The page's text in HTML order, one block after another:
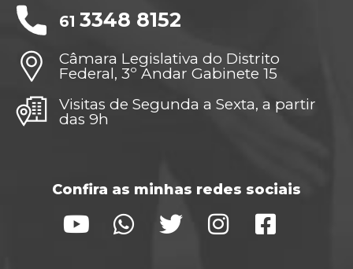
61 3348 8152
Câmara Legislativa do Distrito
Federal, 3º Andar Gabinete 15
Visitas de Segunda a Sexta, a partir
das 9h
Confira as minhas redes sociais